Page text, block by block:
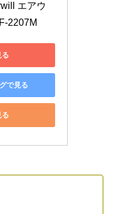
エアウ
2207M
る
で見る